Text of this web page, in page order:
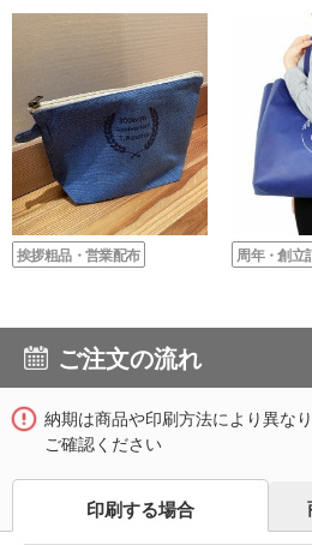
挨拶粗品・営業配布 周年・創立
ご注文の流れ
納期は商品や印刷方法により異な
ご確認ください
印刷する場合